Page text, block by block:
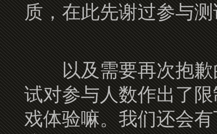
质，在此先谢过参与
以及需要再次抱歉的
试对参与人数作出了
戏体验嘛。我们还会